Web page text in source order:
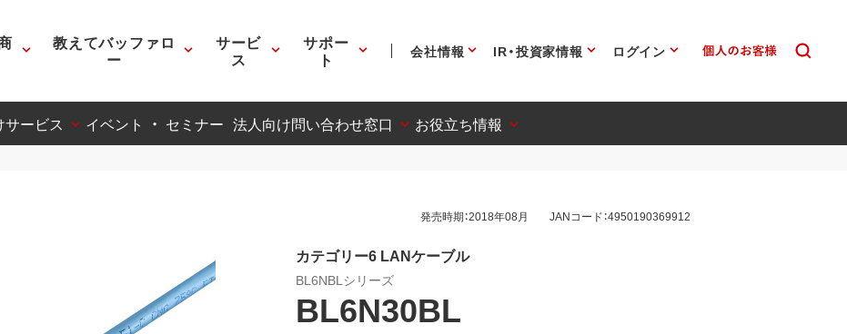
教えてバッファロ
ー
サービ
ス
サポー
ト 会社情報 IR・投資家情報 ログイン
ービス イベント ・ セミナー 法人向け問い合わせ窓口 お役立ち情報
発売時期：2018年08月 JANコード：4950190369912
カテゴリー6 LANケーブル
BL6NBLシリーズ
BL6N30BL